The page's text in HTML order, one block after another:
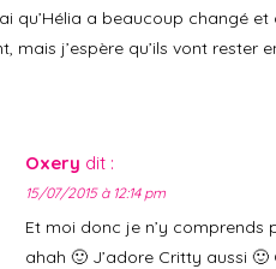
qu’Hélia a beaucoup changé et
mais j’espère qu’ils vont rester
Oxery dit :
15/07/2015 à 12:14 pm
Et moi donc je n’y comprends
ahah 🙂 J’adore Critty aussi